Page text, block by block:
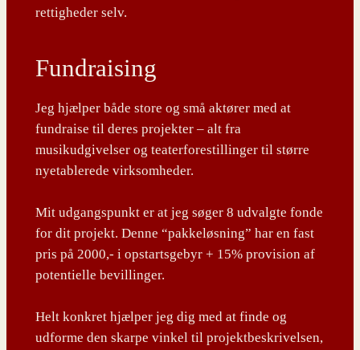
rettigheder selv.
Fundraising
Jeg hjælper både store og små aktører med at
fundraise til deres projekter – alt fra
musikudgivelser og teaterforestillinger til større
nyetablerede virksomheder.
Mit udgangspunkt er at jeg søger 8 udvalgte fonde
for dit projekt. Denne “pakkeløsning” har en fast
pris på 2000,- i opstartsgebyr + 15% provision af
potentielle bevillinger.
Helt konkret hjælper jeg dig med at finde og
udforme den skarpe vinkel til projektbeskrivelsen,